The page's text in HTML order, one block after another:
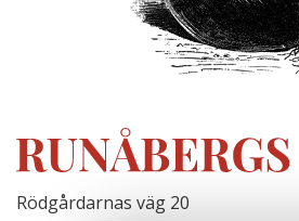
Rödgårdarnas väg 20